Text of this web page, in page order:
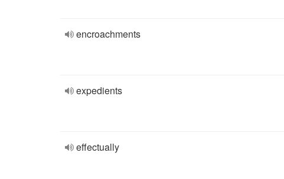
encroachments
expedients
effectually